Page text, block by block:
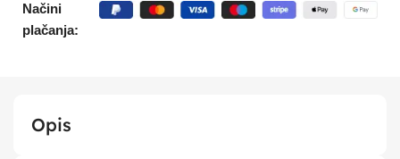
Načini
plačanja:
Opis